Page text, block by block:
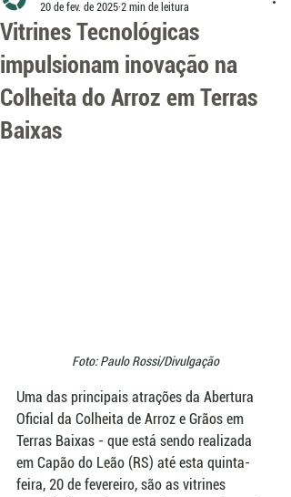
Vitrines Tecnológicas
impulsionam inovação na
Colheita do Arroz em Terras
Baixas
20 de fev. de 2025 2 min de leitura
Foto: Paulo Rossi/Divulgação
Uma das principais atrações da Abertura
Oficial da Colheita de Arroz e Grãos em
Terras Baixas - que está sendo realizada
em Capão do Leão (RS) até esta quinta-
feira, 20 de fevereiro, são as vitrines